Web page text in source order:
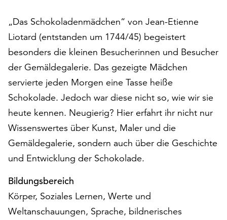
„Alle
akzeptieren“,
um
alle
Cookies
zu
akzeptieren.
Sie
können
Ihr
Einverständnis
jederzeit
ändern
widerrufen.
Dafür
steht
„Das Schokoladenmädchen“ von Jean-Etienne
Liotard (entstanden um 1744/45) begeistert
besonders die kleinen Besucherinnen und Besucher
der Gemäldegalerie. Das gezeigte Mädchen
servierte jeden Morgen eine Tasse heiße
Schokolade. Jedoch war diese nicht so, wie wir sie
heute kennen. Neugierig? Hier erfahrt ihr nicht nur
Wissenswertes über Kunst, Maler und die
Gemäldegalerie, sondern auch über die Geschichte
und Entwicklung der Schokolade.
Bildungsbereich
Körper, Soziales Lernen, Werte und
Weltanschauungen, Sprache, bildnerisches